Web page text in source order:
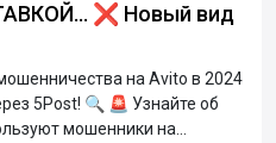
❌ Новый вид
на Avito в 2024
5Post! 🔍 🚨 Узнайте об
мошенники на